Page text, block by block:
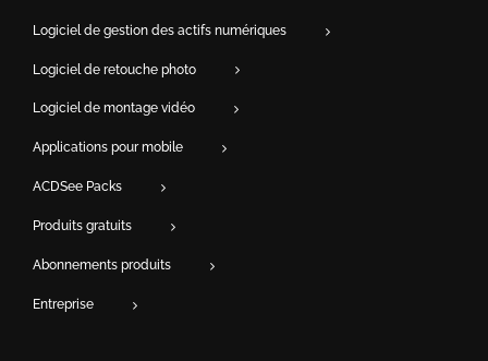
Logiciel de gestion des actifs numériques
Logiciel de retouche photo
Logiciel de montage vidéo
Applications pour mobile
ACDSee Packs
Produits gratuits
Abonnements produits
Entreprise